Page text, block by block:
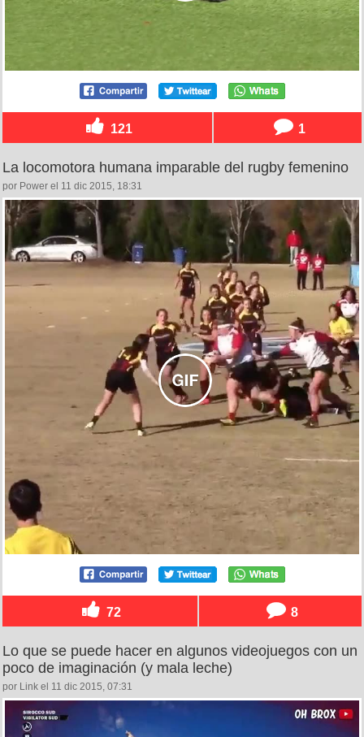
121 1
La locomotora humana imparable del rugby femenino
por Power el 11 dic 2015, 18:31
72 8
Lo que se puede hacer en algunos videojuegos con un
poco de imaginación (y mala leche)
por Link el 11 dic 2015, 07:31